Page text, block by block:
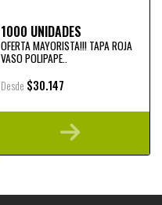
1000 UNIDADES
OFERTA MAYORISTA!!! TAPA ROJA
VASO POLIPAPE..
Desde $30.147